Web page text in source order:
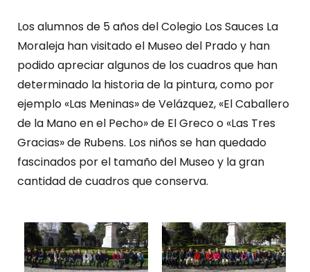
Los alumnos de 5 años del Colegio Los Sauces La
Moraleja han visitado el Museo del Prado y han
podido apreciar algunos de los cuadros que han
determinado la historia de la pintura, como por
ejemplo «Las Meninas» de Velázquez, «El Caballero
de la Mano en el Pecho» de El Greco o «Las Tres
Gracias» de Rubens. Los niños se han quedado
fascinados por el tamaño del Museo y la gran
cantidad de cuadros que conserva.